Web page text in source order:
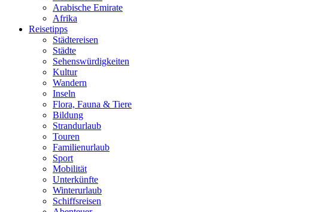
Arabische Emirate
Afrika
Reisetipps
Städtereisen
Städte
Sehenswürdigkeiten
Kultur
Wandern
Inseln
Flora, Fauna & Tiere
Bildung
Strandurlaub
Touren
Familienurlaub
Sport
Mobilität
Unterkünfte
Winterurlaub
Schiffsreisen